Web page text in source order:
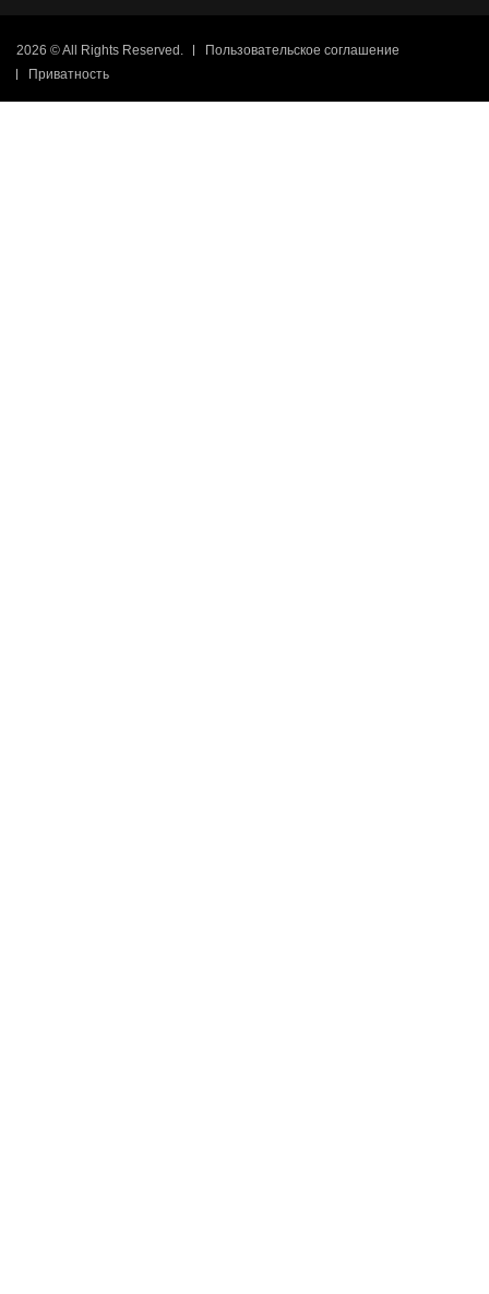
2026 © All Rights Reserved.
Пользовательское соглашение
Приватность